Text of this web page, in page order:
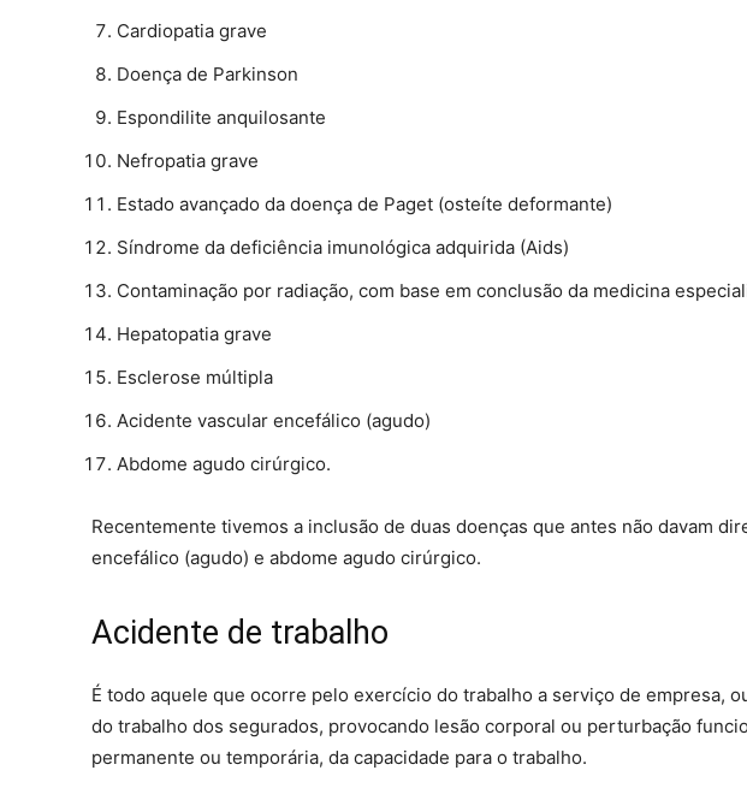
Cardiopatia grave
Doença de Parkinson
Espondilite anquilosante
Nefropatia grave
Estado avançado da doença de Paget (osteíte deformante)
Síndrome da deficiência imunológica adquirida (Aids)
Contaminação por radiação, com base em conclusão da medicina
Hepatopatia grave
Esclerose múltipla
Acidente vascular encefálico (agudo)
Abdome agudo cirúrgico.
Recentemente tivemos a inclusão de duas doenças que antes não davam
encefálico (agudo) e abdome agudo cirúrgico.
Acidente de trabalho
É todo aquele que ocorre pelo exercício do trabalho a serviço de empresa,
do trabalho dos segurados, provocando lesão corporal ou perturbação
permanente ou temporária, da capacidade para o trabalho.